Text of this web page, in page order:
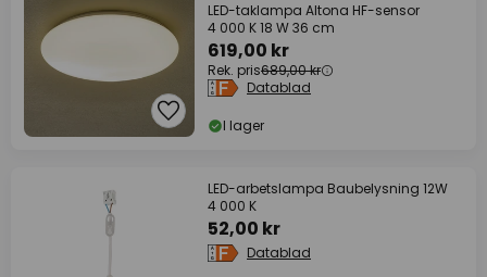
LED-taklampa Altona HF-sensor
4 000 K 18 W 36 cm
619,00 kr
Rek. pris689,00 kr
Datablad
I lager
LED-arbetslampa Baubelysning 12W
4 000 K
52,00 kr
Datablad